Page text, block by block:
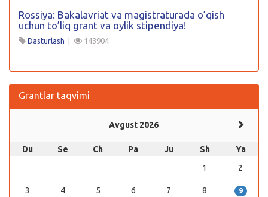
Rossiya: Bakalavriat va magistraturada o’qish
uchun to’liq grant va oylik stipendiya!
Dasturlash | 143904
Grantlar taqvimi
Avgust 2026
Du Se Ch Pa Ju Sh
Ya
1
2
3 4 5 6 7 8 9